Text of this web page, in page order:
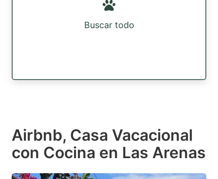
Buscar todo
Airbnb, Casa Vacacional
con Cocina en Las Arenas